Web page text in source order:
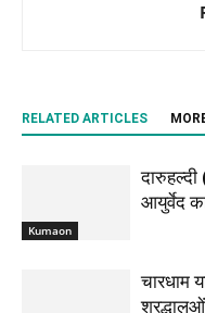
RELATED ARTICLES
Kumaon
दारुहल्दी
आयुर्वेद
चारधाम